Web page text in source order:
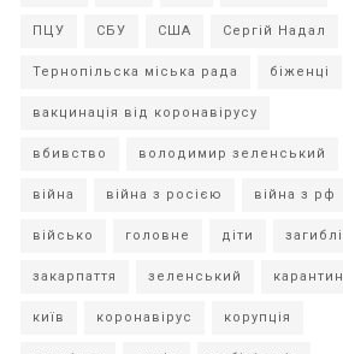
ПЦУ СБУ США Сергій Надал
Тернопільска міська рада біженці
вакцинація від коронавірусу
вбивство володимир зеленський
війна війна з росією війна з рф
військо головне діти загиблі
закарпаття зеленський карантин
київ коронавірус корупція